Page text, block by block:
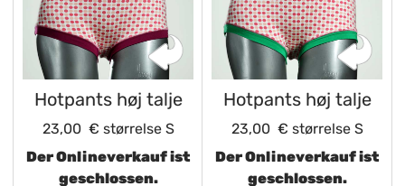
Hotpants høj talje
23,00 € størrelse S
Der Onlineverkauf ist
geschlossen.
Hotpants høj talje
23,00 € størrelse S
Der Onlineverkauf ist
geschlossen.